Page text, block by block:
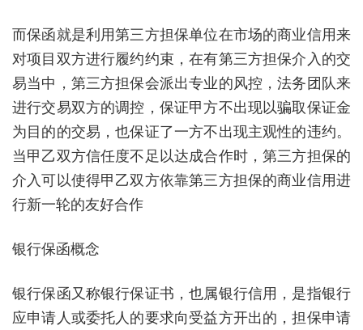
而保函就是利用第三方担保单位在市场的商业信用来
对项目双方进行履约约束，在有第三方担保介入的交
易当中，第三方担保会派出专业的风控，法务团队来
进行交易双方的调控，保证甲方不出现以骗取保证金
为目的的交易，也保证了一方不出现主观性的违约。
当甲乙双方信任度不足以达成合作时，第三方担保的
介入可以使得甲乙双方依靠第三方担保的商业信用进
行新一轮的友好合作
银行保函概念
银行保函又称银行保证书，也属银行信用，是指银行
应申请人或委托人的要求向受益方开出的，担保申请